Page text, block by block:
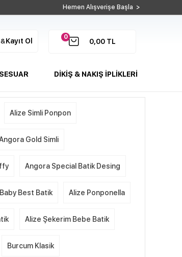
Hemen Alışverişe Başla >
0
0,00 TL
& Kayıt Ol
DİKİŞ & NAKIŞ İPLİKLERİ
Alize Simli Ponpon
Gold Simli
Angora Special Batik Desing
Baby Best Batik Alize Ponponella
Alize Şekerim Bebe Batik
Burcum Klasik